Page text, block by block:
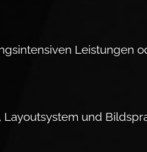
Leis­tungen
und